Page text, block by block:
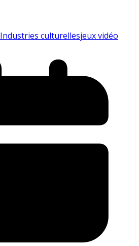
Industries culturellesjeux vidéo